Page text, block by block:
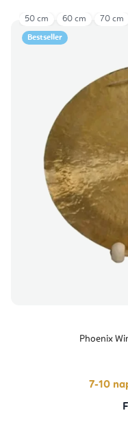
Bestseller
Phoenix
7-10
50 cm 60 cm 70 cm